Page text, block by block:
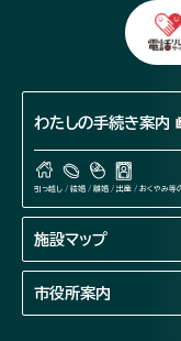
わたしの手続き案内
引っ越し / 結婚 / 離婚 / 出産 / おくやみ等の
施設マップ
市役所案内